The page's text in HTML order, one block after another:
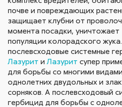
почве и повреждающих
защищает клубни от
момента посадки, уничтожает
популяции колорадского
послевсходовые системные
Лазурит иЛазурит супер
для борьбы со многими видами
однолетних двудольных и
сорняков. А послевсходовый
гербицид для борьбы с